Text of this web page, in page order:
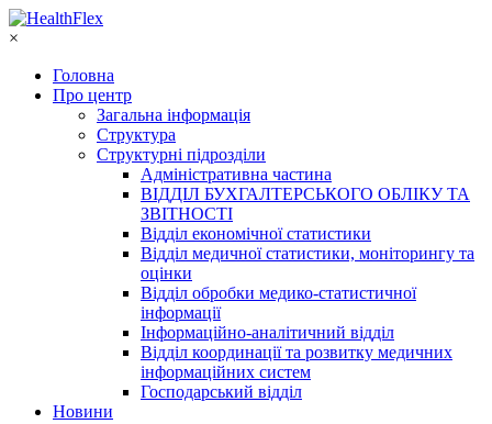
×
Головна
Про центр
Загальна інформація
Структура
Структурні підрозділи
Адміністративна частина
ВІДДІЛ БУХГАЛТЕРСЬКОГО ОБЛІКУ ТА
ЗВІТНОСТІ
Відділ економічної статистики
Відділ медичної статистики, моніторингу та
оцінки
Відділ обробки медико-статистичної
інформації
Інформаційно-аналітичний відділ
Відділ координації та розвитку медичних
інформаційних систем
Господарський відділ
Новини